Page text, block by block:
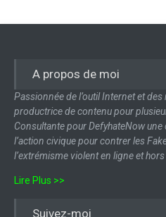
A propos de moi
Passionnée de l’outil Internet et
productrice de contenu pour
Consultante pour DefyhateNow
l’action civique pour contrer les
l’extrémisme violent en ligne et hors
Lire Plus >>
Suivez-moi